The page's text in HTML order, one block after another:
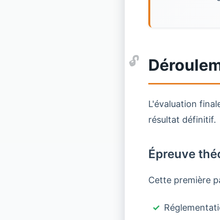
L'évaluation
résultat définitif.
Épreuve
Cette première